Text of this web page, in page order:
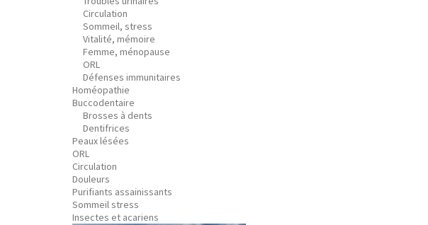
Circulation
Sommeil, stress
Vitalité, mémoire
Femme, ménopause
ORL
Défenses immunitaires
Homéopathie
Buccodentaire
Brosses à dents
Dentifrices
Peaux lésées
ORL
Circulation
Douleurs
Purifiants assainissants
Sommeil stress
Insectes et acariens